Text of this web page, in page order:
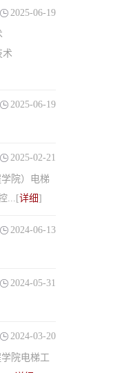
2025-06-19
术
2025-06-19
2025-02-21
院）电梯
...[详细]
2024-06-13
2024-05-31
2024-03-20
院电梯工